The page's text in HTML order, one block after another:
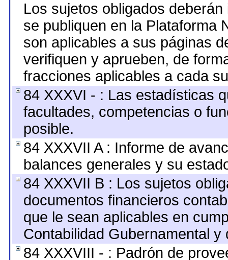
Los sujetos obligados
se publiquen en la Plataforma
son aplicables a sus páginas
verifiquen y aprueben, de
fracciones aplicables a cada
84 XXXVI - : Las estadísticas
facultades, competencias o
posible.
84 XXXVII A : Informe de
balances generales y su
84 XXXVII B : Los sujetos
documentos financieros
que le sean aplicables en
Contabilidad Gubernamental
84 XXXVIII - : Padrón de